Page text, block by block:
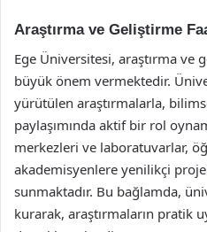
Araştırma ve Geliştirme
Ege Üniversitesi, araştırma ve
büyük önem vermektedir.
yürütülen araştırmalarla,
paylaşımında aktif bir rol
merkezleri ve laboratuvarlar,
akademisyenlere yenilikçi
sunmaktadır. Bu bağlamda,
kurarak, araştırmaların pratik